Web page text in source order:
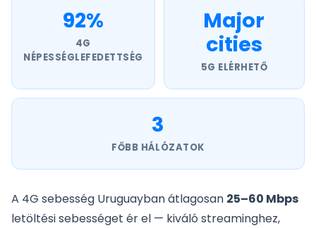
92%
4G
NÉPESSÉGLEFEDETTSÉG
Major
cities
5G ELÉRHETŐ
3
FŐBB HÁLÓZATOK
A 4G sebesség Uruguayban átlagosan 25–60 Mbps
letöltési sebességet ér el — kiváló streaminghez,